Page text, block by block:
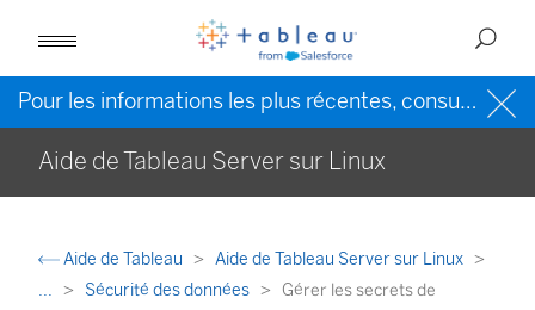
Pour les informations les plus récentes, consultez l’
Aide de Tableau Server sur Linux
Aide de Tableau
Aide de Tableau Server sur Linux
...
Sécurité des données
Gérer les secrets de